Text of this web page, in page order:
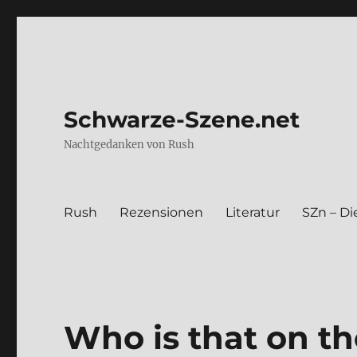
Schwarze-Szene.net
Nachtgedanken von Rush
Rush Rezen­sio­nen Lite­ra­tur SZn –
Who is that on